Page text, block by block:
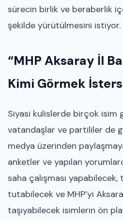
sürecin birlik ve beraberlik
şekilde yürütülmesini istiyor.
“MHP Aksaray İl
Kimi Görmek
Siyasi kulislerde birçok isim
vatandaşlar ve partililer de
medya üzerinden
anketler ve yapılan
saha çalışması
tutabilecek ve MHP’yi
taşıyabilecek isimlerin ön